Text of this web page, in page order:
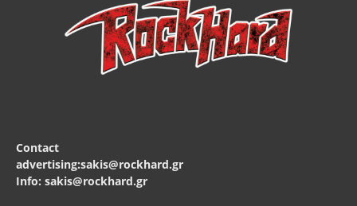
Contact
advertising:sakis@rockhard.gr
Info: sakis@rockhard.gr